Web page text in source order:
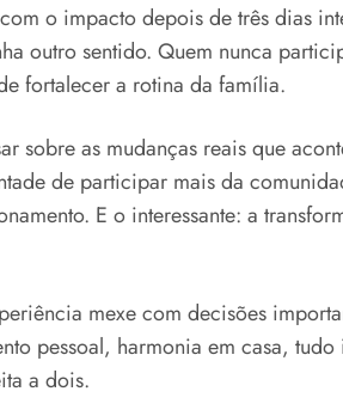
o impacto depois de três dias
outro sentido. Quem nunca
fortalecer a rotina da família.
sobre as mudanças reais que
de participar mais da
E o interessante: a
mexe com decisões
pessoal, harmonia em casa,
a dois.